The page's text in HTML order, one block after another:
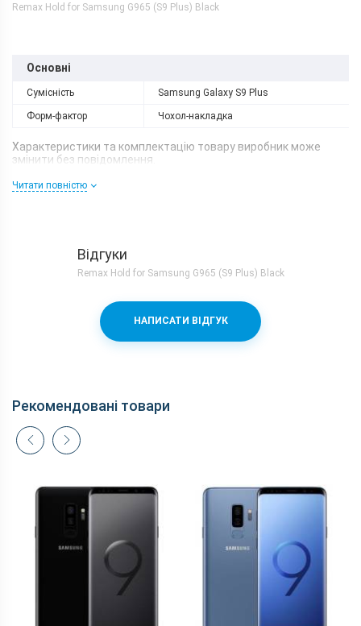
Remax Hold for Samsung G965 (S9 Plus) Black
Основні
Сумісність Samsung Galaxy S9 Plus
Форм-фактор Чохол-накладка
Характеристики та комплектацію товару виробник може
змінити без повідомлення.
Читати повністю
Відгуки
Remax Hold for Samsung G965 (S9 Plus) Black
НАПИСАТИ ВІДГУК
Рекомендовані товари